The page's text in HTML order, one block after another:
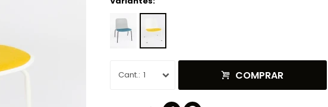
1 COMPRAR